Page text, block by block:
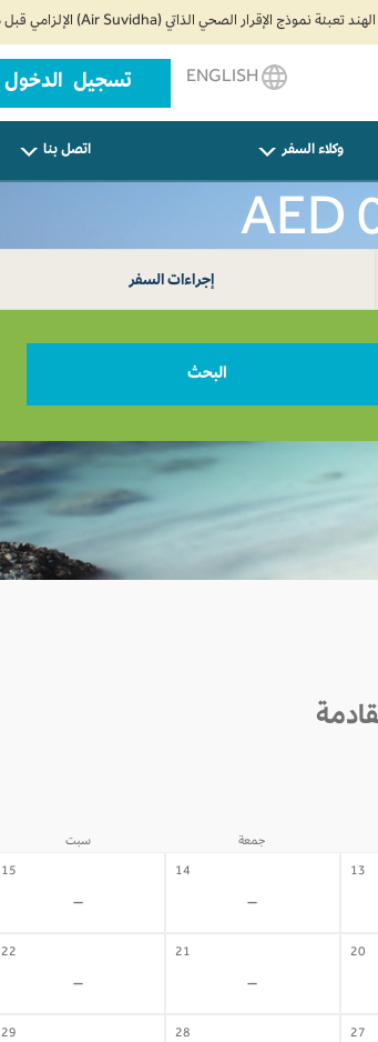
تسجيل الدخول
وكلاء السفر اتصل بنا
إجراءات السفر
البحث
جمعة سبت
13
14
-
15
-
20
21
-
22
-
27
28
29